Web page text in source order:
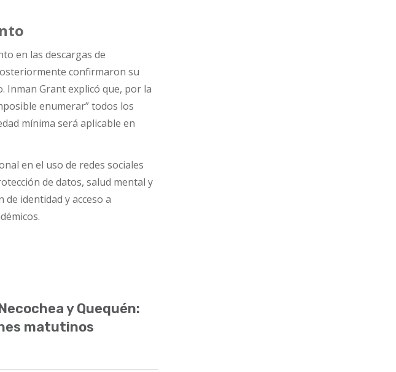
en las descargas de
confirmaron su
Inman Grant explicó que, por la
enumerar” todos los
mínima será aplicable en
en el uso de redes sociales
de datos, salud mental y
identidad y acceso a
y Quequén:
matutinos